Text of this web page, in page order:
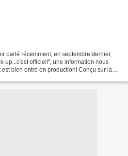
parlé récemment, en septembre dernier,
up...c'est officiel!", une information nous
bien entré en production! Conçu sur la